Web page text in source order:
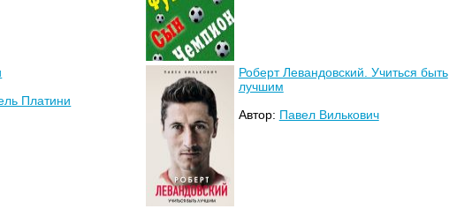
Платини
Роберт Левандовский. Учиться быть
лучшим
Автор: Павел Вилькович